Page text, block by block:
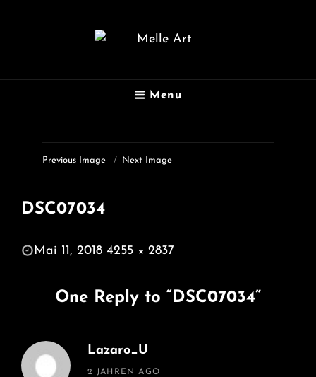
MELLE ART
Menu
Previous Image Next Image
DSC07034
POSTED
Mai 11, 2018 4255 × 2837
One Reply to “DSC07034”
Lazaro_U
says:
2 JAHREN AGO